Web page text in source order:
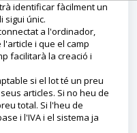
identificar fàcilment un
sigui únic.
a l'ordinador,
i que el camp
facilitarà la creació i
si el lot té un preu
articles. Si no heu de
total. Si l'heu de
i l'IVA i el sistema ja